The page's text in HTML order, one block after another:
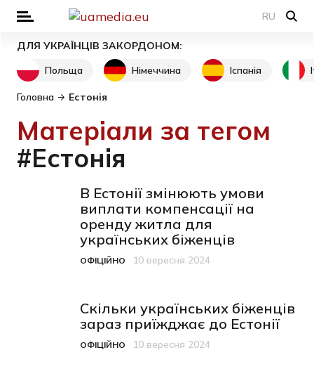
RU
ДЛЯ УКРАЇНЦІВ ЗАКОРДОНОМ:
Польща
Німеччина Іспанія
Головна Естонія
Матеріали за тегом
#Естонія
В Естонії змінюють умови
виплати компенсації на
оренду житла для
українських біженців
Категорія
ОФІЦІЙНО
Дата публікації
10 вересня 2024
Скільки українських біженців
зараз приїжджає до Естонії
Категорія
ОФІЦІЙНО
Дата публікації
10 вересня 2024